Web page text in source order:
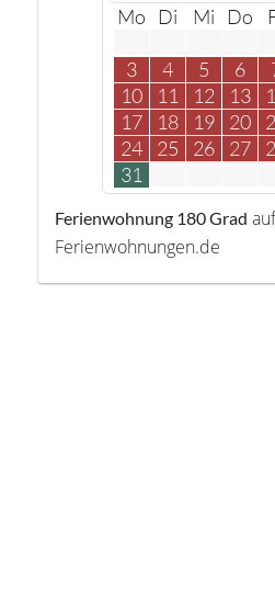
Mo Di Mi Do
3
4 5 6
10
11 12 13
17
18 19 20
24
25 26 27
31
Ferienwohnung 180 Grad
Ferienwohnungen.de